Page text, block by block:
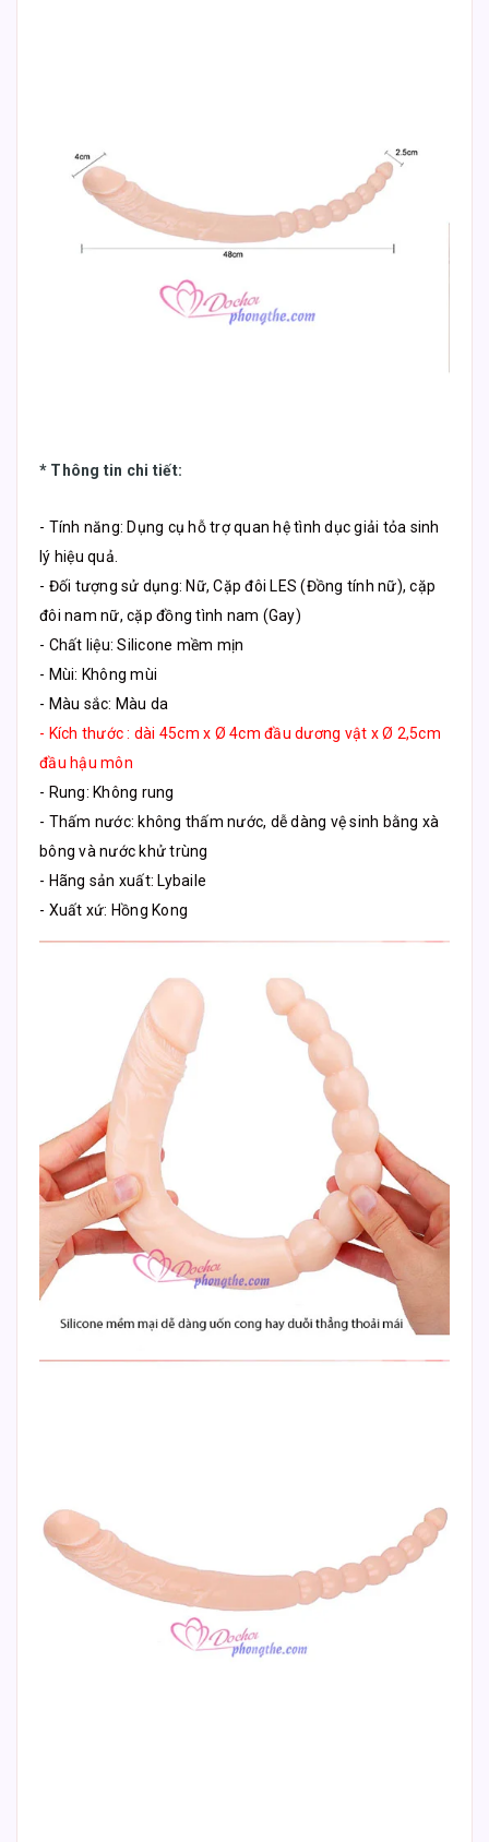
* Thông tin chi tiết:
- Tính năng: Dụng cụ hỗ trợ quan hệ tình dục giải tỏa sinh
lý hiệu quả.
- Đối tượng sử dụng: Nữ, Cặp đôi LES (Đồng tính nữ), cặp
đôi nam nữ, cặp đồng tình nam (Gay)
- Chất liệu: Silicone mềm mịn
- Mùi: Không mùi
- Màu sắc: Màu da
- Kích thước : dài 45cm x Ø 4cm đầu dương vật x Ø 2,5cm
đầu hậu môn
- Rung: Không rung
- Thấm nước: không thấm nước, dễ dàng vệ sinh bằng xà
bông và nước khử trùng
- Hãng sản xuất: Lybaile
- Xuất xứ: Hồng Kong